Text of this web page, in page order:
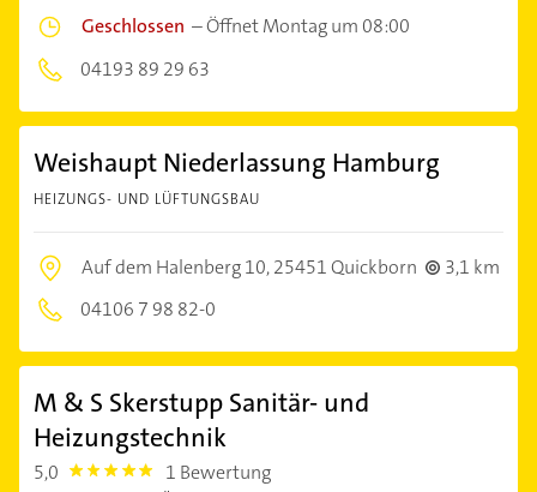
Geschlossen –Öffnet Montag um 08:00
04193 89 29 63
Weishaupt Niederlassung Hamburg
HEIZUNGS- UND LÜFTUNGSBAU
Auf dem Halenberg 10,25451 Quickborn
3,1 km
04106 7 98 82-0
M & S Skerstupp Sanitär- und
Heizungstechnik
5,0 5.0 1 Bewertung